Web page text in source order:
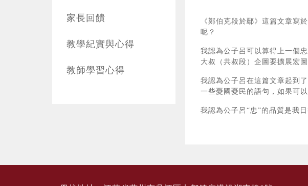
家長回饋
教學紀實與心得
教師學習心得
《鄭伯克段於鄢》這篇文章寫
呢？
我認為公子呂可以算得上一個
大叔（共叔段）企圖要擴展宏
我認為公子呂在這篇文章起到
一些憂國憂民的語句，如果可
我認為公子呂“忠”的品質是我